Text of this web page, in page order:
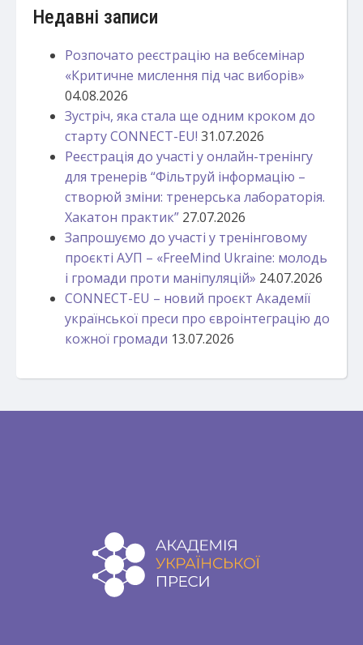
Недавні записи
Розпочато реєстрацію на вебсемінар
«Критичне мислення під час виборів»
04.08.2026
Зустріч, яка стала ще одним кроком до
старту CONNECT-EU! 31.07.2026
Реєстрація до участі у онлайн-тренінгу
для тренерів “Фільтруй інформацію –
створюй зміни: тренерська лабораторія.
Хакатон практик” 27.07.2026
Запрошуємо до участі у тренінговому
проєкті АУП – «FreeMind Ukraine: молодь
і громади проти маніпуляцій» 24.07.2026
CONNECT-EU – новий проєкт Академії
української преси про євроінтеграцію до
кожної громади 13.07.2026